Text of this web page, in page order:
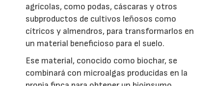
agrícolas, como podas, cáscaras y otros
subproductos de cultivos leñosos como
cítricos y almendros, para transformarlos en
un material beneficioso para el suelo.
Ese material, conocido como biochar, se
combinará con microalgas producidas en la